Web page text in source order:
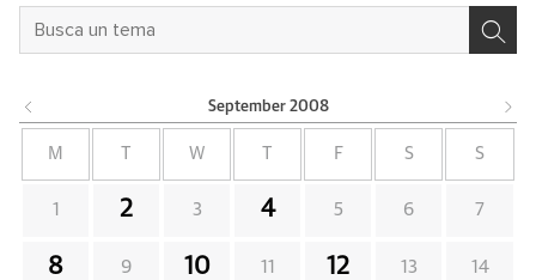
September 2008
M W F S S
1 2 3 4 5 6 7
8 9 10 11 12 13 14